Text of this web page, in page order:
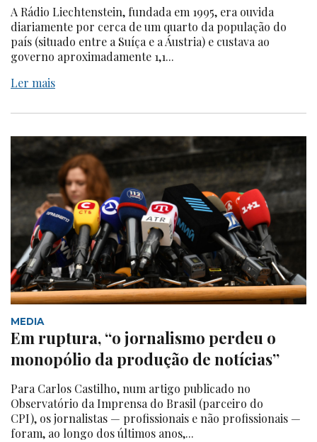
A Rádio Liechtenstein, fundada em 1995, era ouvida
diariamente por cerca de um quarto da população do
país (situado entre a Suíça e a Áustria) e custava ao
governo aproximadamente 1,1...
Ler mais
MEDIA
Em ruptura, “o jornalismo perdeu o
monopólio da produção de notícias”
Para Carlos Castilho, num artigo publicado no
Observatório da Imprensa do Brasil (parceiro do
CPI), os jornalistas — profissionais e não profissionais —
foram, ao longo dos últimos anos,...